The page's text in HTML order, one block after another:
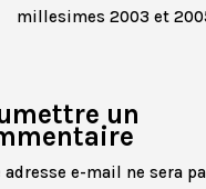
millesimes 2003 et
un
adresse e-mail ne sera